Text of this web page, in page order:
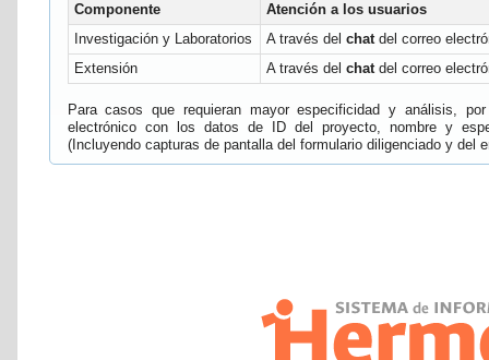
Componente
Atención a los usuarios
Investigación y Laboratorios
A través del chatdel correo
Extensión
A través del chatdel correo
Para casos que requieran mayor especificidad y análisis,
electrónico con los datos de ID del proyecto, nombre y
(Incluyendo capturas de pantalla del formulario diligenciado y del